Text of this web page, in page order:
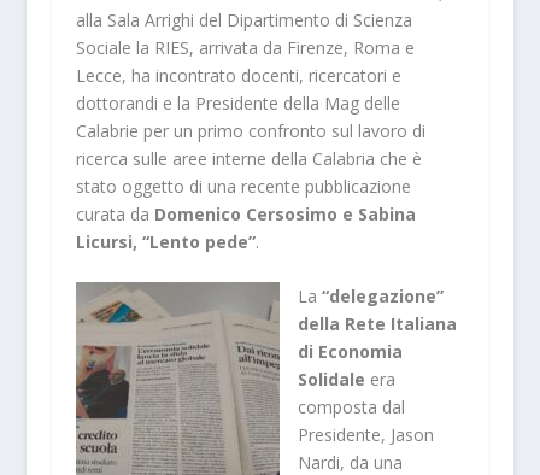
alla Sala Arrighi del Dipartimento di Scienza
Sociale la RIES, arrivata da Firenze, Roma e
Lecce, ha incontrato docenti, ricercatori e
dottorandi e la Presidente della Mag delle
Calabrie per un primo confronto sul lavoro di
ricerca sulle aree interne della Calabria che è
stato oggetto di una recente pubblicazione
curata da Domenico Cersosimo e Sabina
Licursi, “Lento pede”.
La “delegazione”
della Rete Italiana
di Economia
Solidale era
composta dal
Presidente, Jason
Nardi, da una